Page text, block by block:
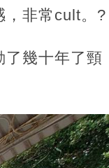
，非常cult。?
了幾十年了頸